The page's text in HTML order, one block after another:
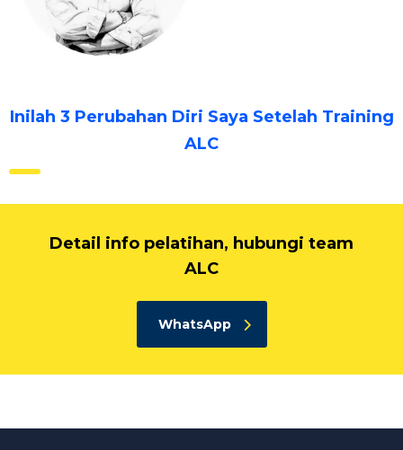
Inilah 3 Perubahan Diri Saya Setelah Training
ALC
Detail info pelatihan, hubungi team
ALC
WhatsApp